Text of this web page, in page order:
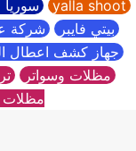
yalla shoot سوريا
بيتي فايبر شركة
جهاز كشف اعطال
مظلات وسواتر